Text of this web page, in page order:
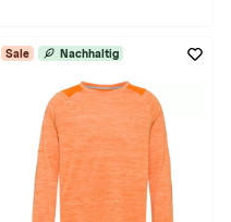
Sale Nachhaltig